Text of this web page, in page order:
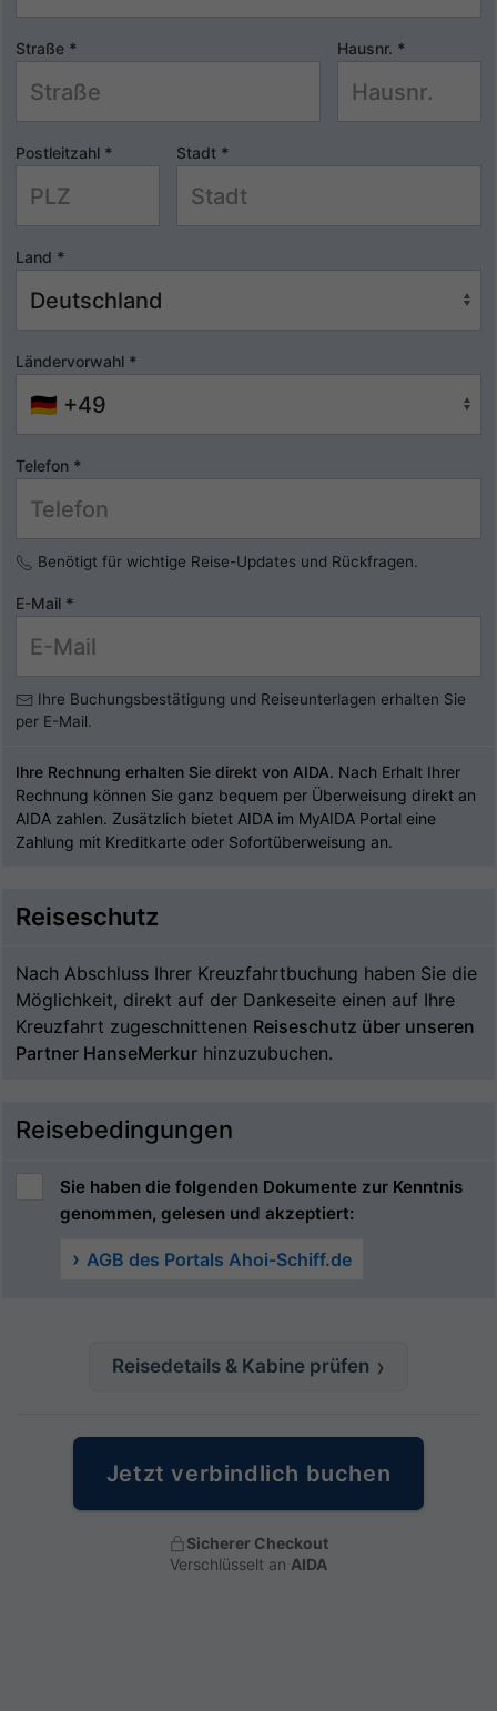
Straße * Hausnr. *
Postleitzahl * Stadt *
Land *
Ländervorwahl *
Telefon *
Benötigt für wichtige Reise-Updates und Rückfragen.
E-Mail *
Ihre Buchungsbestätigung und Reiseunterlagen erhalten Sie
per E-Mail.
Ihre Rechnung erhalten Sie direkt von AIDA. Nach Erhalt Ihrer
Rechnung können Sie ganz bequem per Überweisung direkt an
AIDA zahlen. Zusätzlich bietet AIDA im MyAIDA Portal eine
Zahlung mit Kreditkarte oder Sofortüberweisung an.
Reiseschutz
Nach Abschluss Ihrer Kreuzfahrtbuchung haben Sie die
Möglichkeit, direkt auf der Dankeseite einen auf Ihre
Kreuzfahrt zugeschnittenen Reiseschutz über unseren
Partner HanseMerkur hinzuzubuchen.
Reisebedingungen
Sie haben die folgenden Dokumente zur Kenntnis
genommen, gelesen und akzeptiert:
AGB des Portals Ahoi-Schiff.de
Reisedetails & Kabine prüfen
Jetzt verbindlich buchen
Sicherer Checkout
Verschlüsselt an AIDA